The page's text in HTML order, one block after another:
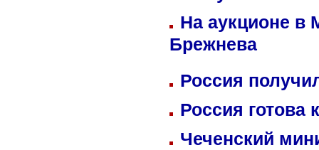
На аукционе в
Брежнева
Россия
Россия готова
Чеченский